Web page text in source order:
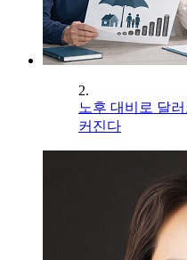
2.
노후 대비로 달
커진다